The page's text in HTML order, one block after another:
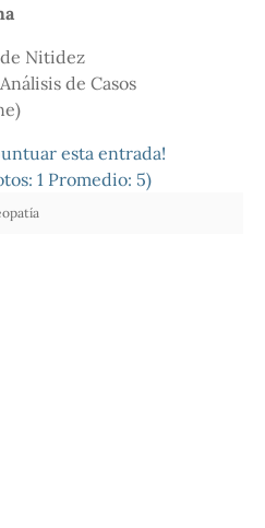
Nitidez
de Casos
esta entrada!
1 Promedio: 5)